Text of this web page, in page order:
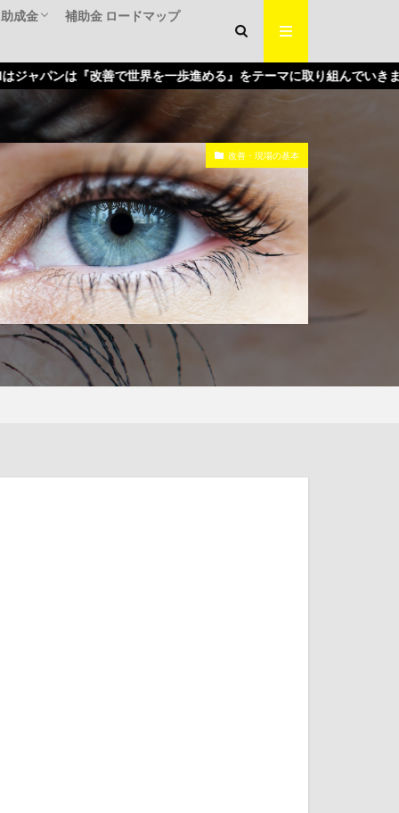
成金 補助金 ロードマップ
世界を一歩進める』をテーマに取り組んでいきます。
改善・現場の基本